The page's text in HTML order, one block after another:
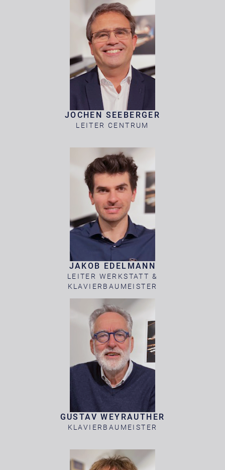
JOCHEN SEEBERGER
LEITER CENTRUM
JAKOB EDELMANN
LEITER WERKSTATT &
KLAVIERBAUMEISTER
GUSTAV WEYRAUTHER
KLAVIERBAUMEISTER